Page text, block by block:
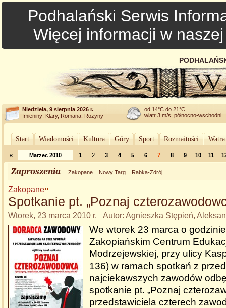
Podhalański Serwis
Więcej informacji w
Niedziela, 9 sierpnia 2026 r.
Imieniny: Klary, Romana, Rozyny
od 14°C do 21°C
wiatr 3 m/s, północno-wschodni
Start Wiadomości Kultura Góry Sport Rozmaitości
« Marzec 2010 1 2 3 4 5 6 7 8 9 10 11
Zaproszenia Zakopane Nowy Targ Rabka-Zdrój
Zakopane
Spotkanie pt. „Poznaj
Wtorek, 23 marca 2010 r. Autor: Agnieszka Stępień,
We wtorek 23 marca o
Zakopiańskim Centrum
Modrzejewskiej, przy ulicy
136) w ramach spotkań z
najciekawszych zawodów
spotkanie pt. „Poznaj
przedstawiciela czterech